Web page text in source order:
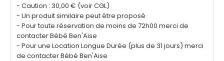
- Caution : 30,00 € (voir CGL)
- Un produit similaire peut être proposé
- Pour toute réservation de moins de 72h00 merci de
contacter Bébé Ben'Aise
- Pour une Location Longue Durée (plus de 31 jours) merci
de contacter Bébé Ben'Aise